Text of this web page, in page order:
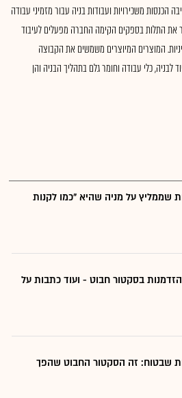
הכנסות משכירויות ועבודות בניה עבור מזמיני עבודה
את התלות בספקים הקימה החברה מפעלים לעיבוד
המוצרים המיוצרים משמשים את הקבוצה
לבניה, כלי עבודה וחומר גלם בתהליך הבניה והן
שממליץ על מניה שהיא "כמו לקנות
בסקטור חבוט - ועוד כתבות על
שבטוח: זה הסקטור החבוט שהפך